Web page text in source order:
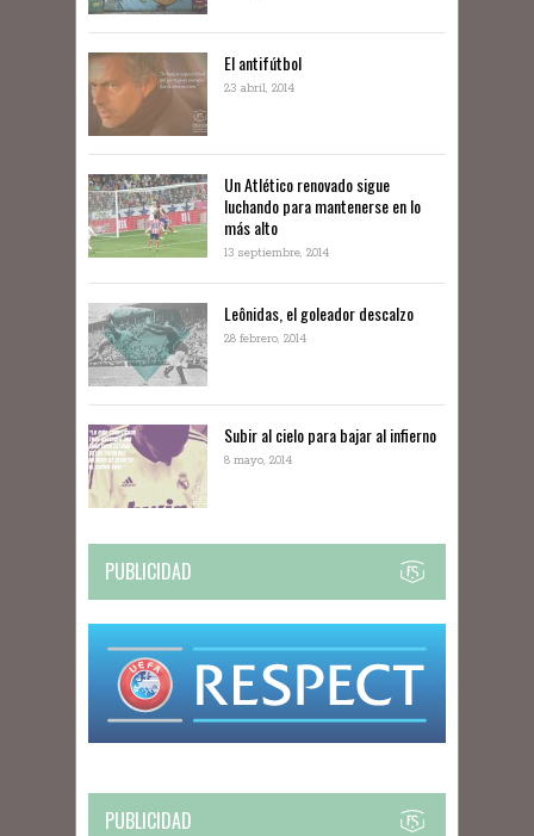
El antifútbol
23 abril, 2014
Un Atlético renovado sigue
luchando para mantenerse en lo
más alto
13 septiembre, 2014
Leônidas, el goleador descalzo
28 febrero, 2014
Subir al cielo para bajar al infierno
8 mayo, 2014
PUBLICIDAD
PUBLICIDAD